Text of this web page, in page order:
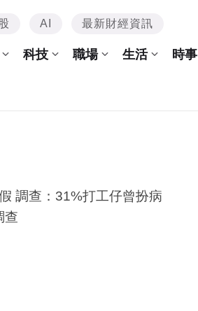
AI 最新財經資訊
科技 職場 生活 時事
調查：31%打工仔曾扮病
查